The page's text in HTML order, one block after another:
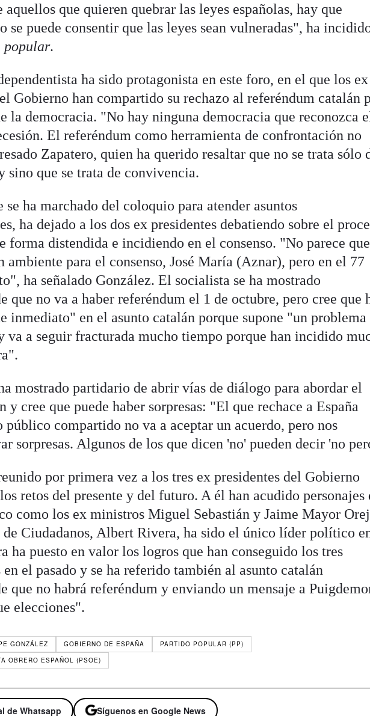
aquellos que quieren quebrar las leyes españolas, hay que
se puede consentir que las leyes sean vulneradas", ha
popular.
ha sido protagonista en este foro, en el que los ex
Gobierno han compartido su rechazo al referéndum catalán
la democracia. "No hay ninguna democracia que reconozca
El referéndum como herramienta de confrontación no
Zapatero, quien ha querido resaltar que no se trata sólo
sino que se trata de convivencia.
se ha marchado del coloquio para atender asuntos
ha dejado a los dos ex presidentes debatiendo sobre el
forma distendida e incidiendo en el consenso. "No parece que
ambiente para el consenso, José María (Aznar), pero en el 77
ha señalado González. El socialista se ha mostrado
que no va a haber referéndum el 1 de octubre, pero cree que
inmediato" en el asunto catalán porque supone "un problema
va a seguir fracturada mucho tiempo porque han incidido
mostrado partidario de abrir vías de diálogo para abordar el
y cree que puede haber sorpresas: "El que rechace a España
público compartido no va a aceptar un acuerdo, pero nos
sorpresas. Algunos de los que dicen 'no' pueden decir 'no
por primera vez a los tres ex presidentes del Gobierno
retos del presente y del futuro. A él han acudido personajes
como los ex ministros Miguel Sebastián y Jaime Mayor
de Ciudadanos, Albert Rivera, ha sido el único líder político
ha puesto en valor los logros que han conseguido los tres
el pasado y se ha referido también al asunto catalán
que no habrá referéndum y enviando un mensaje a
elecciones".
GONZÁLEZ GOBIERNO DE ESPAÑA
PARTIDO POPULAR (PP)
OBRERO ESPAÑOL (PSOE)
de Whatsapp Síguenos en Google News